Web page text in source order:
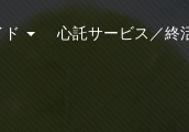
ド 心託サービス／終